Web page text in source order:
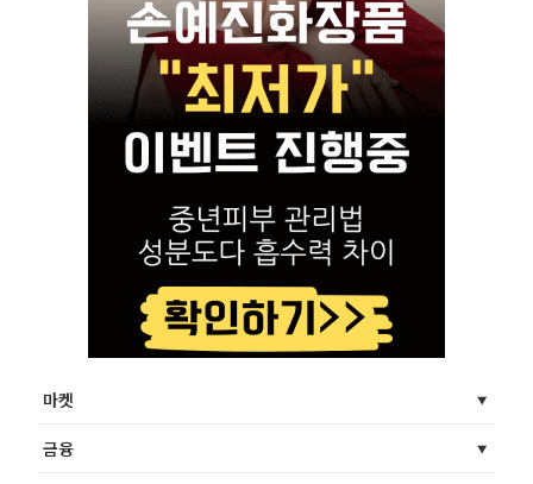
마켓
금융